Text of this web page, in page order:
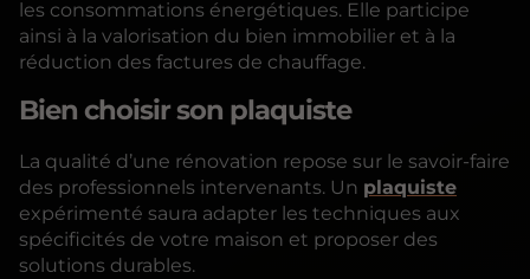
les consommations énergétiques. Elle participe
ainsi à la valorisation du bien immobilier et à la
réduction des factures de chauffage.
Bien choisir son plaquiste
La qualité d’une rénovation repose sur le savoir-faire
des professionnels intervenants. Un plaquiste
expérimenté saura adapter les techniques aux
spécificités de votre maison et proposer des
solutions durables.